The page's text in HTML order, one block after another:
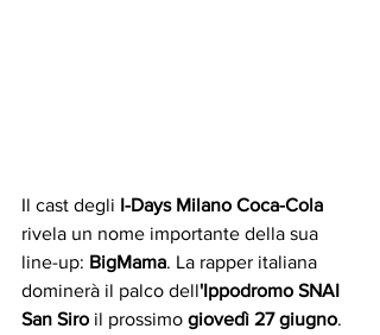
Il cast degli I-Days Milano Coca-Cola
rivela un nome importante della sua
line-up: BigMama. La rapper italiana
dominerà il palco dell'Ippodromo SNAI
San Siro il prossimo giovedì 27 giugno.